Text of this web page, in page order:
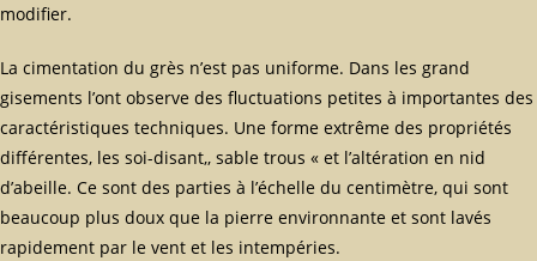
modifier.
La cimentation du grès n’est pas uniforme. Dans les grand
gisements l’ont observe des fluctuations petites à importantes des
caractéristiques techniques. Une forme extrême des propriétés
différentes, les soi-disant,, sable trous « et l’altération en nid
d’abeille. Ce sont des parties à l’échelle du centimètre, qui sont
beaucoup plus doux que la pierre environnante et sont lavés
rapidement par le vent et les intempéries.